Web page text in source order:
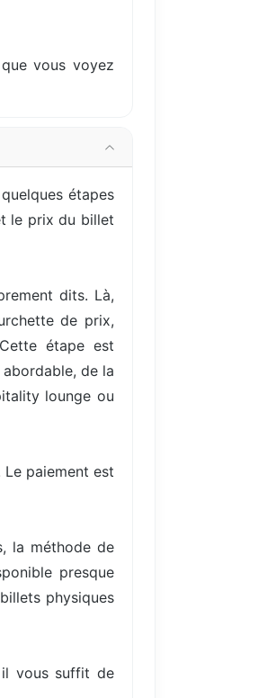
vous voyez
étapes
le prix du billet
dits. Là,
de prix,
étape est
de la
lounge ou
paiement est
la méthode de
presque
physiques
vous suffit de